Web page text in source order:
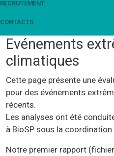
RECRUTEMENT
CONTACTS
Evénements
climatiques
Cette page présente une
pour des événements
récents.
Les analyses ont été
à BioSP sous la
Notre premier rapport